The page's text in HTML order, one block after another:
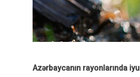
Azərbaycanın rayonlarında